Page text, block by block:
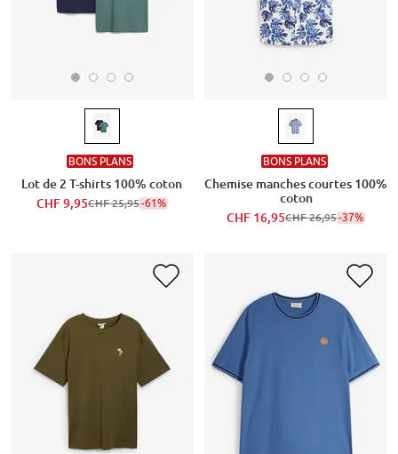
BONS PLANS
Lot de 2 T-shirts 100% coton
CHF 9,95CHF 25,95-61%
BONS PLANS
Chemise manches courtes 100%
coton
CHF 16,95CHF 26,95-37%